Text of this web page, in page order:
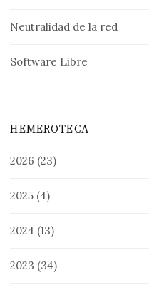
Neutralidad de la red
Software Libre
HEMEROTECA
2026 (23)
2025 (4)
2024 (13)
2023 (34)